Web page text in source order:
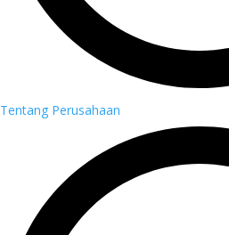
Tentang Perusahaan